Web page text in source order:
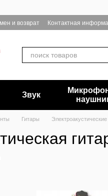
и возврат Контактная
Звук
Гитары Электроакустические